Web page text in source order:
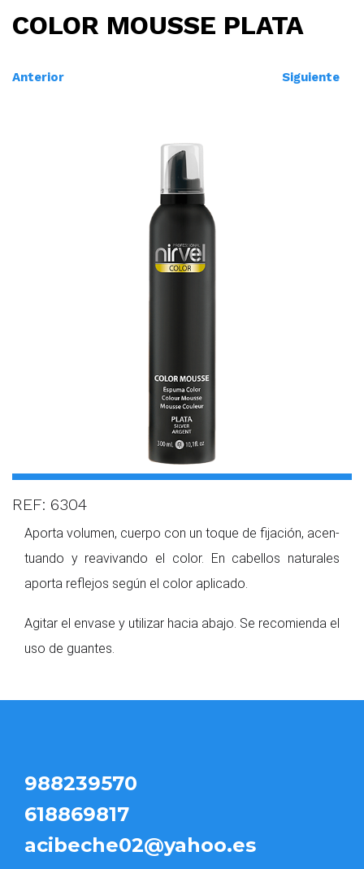
COLOR MOUSSE PLATA
Anterior Siguiente
REF: 6304
Aporta volumen, cuerpo con un toque de fijación, acen­
tuando y reavivando el color. En cabellos naturales
aporta reflejos según el color apli­cado.
Agitar el envase y utilizar hacia abajo. Se recomienda el
uso de guantes.
988239570
618869817
acibeche02@yahoo.es